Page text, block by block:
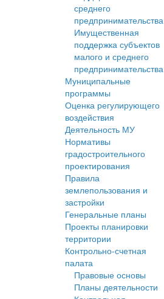
среднего
предпринимательства
Имущественная
поддержка субъектов
малого и среднего
предпринимательства
Муниципальные
программы
Оценка регулирующего
воздействия
Деятельность МУ
Нормативы
градостроительного
проектирования
Правила
землепользования и
застройки
Генеральные планы
Проекты планировки
территории
Контрольно-счетная
палата
Правовые основы
Планы деятельности